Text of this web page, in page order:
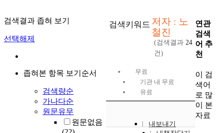
검색결과 좁혀 보기
선택해제
좁혀본 항목 보기순서
검색량순
가나다순
원문유무
원문없음
검색키워드 저자 : 노
철진
(검색결과 24
건)
무료
기관 내 무료
유료
내보내기
연관
검색
어 추
천
이 검
색어
로 많
이 본
자료